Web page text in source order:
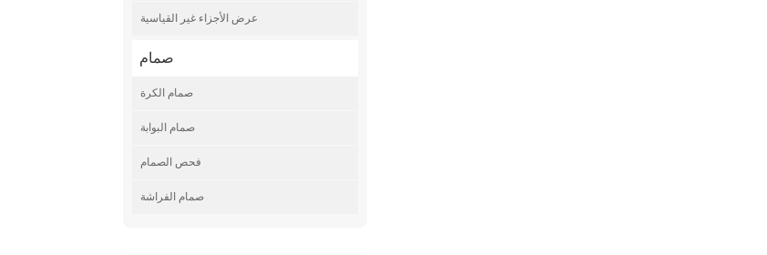
عرض الأجزاء غير القياسية
صمام
صمام الكرة
صمام البوابة
فحص الصمام
صمام الفراشة